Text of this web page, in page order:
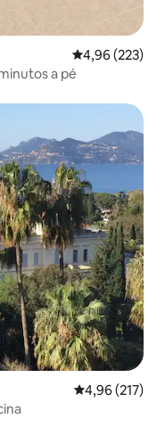
4,96 de uma
4,96 (223)
a pé
4,96 de uma
4,96 (217)